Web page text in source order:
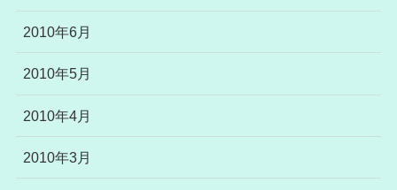
2010年6月
2010年5月
2010年4月
2010年3月